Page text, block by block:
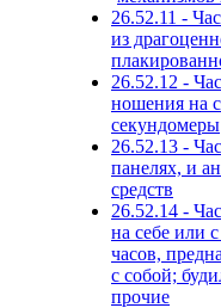
26.52.11 -
из
26.52.12 -
ношения на
секундомеры
26.52.13 -
панелях, и
средств
26.52.14 -
на себе или
часов,
с собой;
прочие